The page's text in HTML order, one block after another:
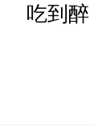
吃到